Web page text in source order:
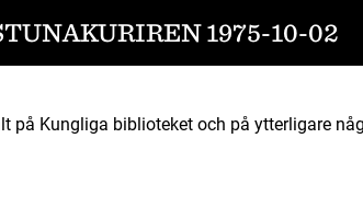
1975-10-02
på Kungliga biblioteket och på ytterligare